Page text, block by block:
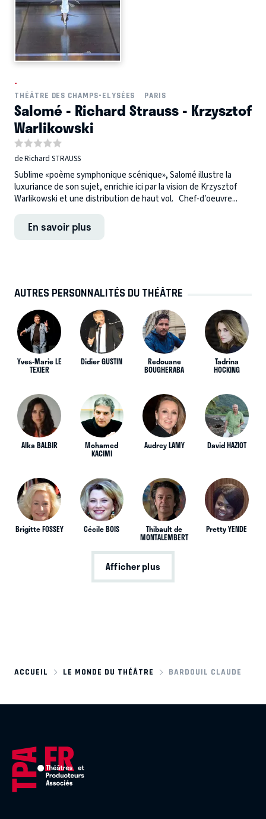
-
THÉÂTRE DES CHAMPS-ELYSÉES
PARIS
Salomé - Richard Strauss - Krzysztof
Warlikowski
de Richard STRAUSS
Sublime «poème symphonique scénique», Salomé illustre la
luxuriance de son sujet, enrichie ici par la vision de Krzysztof
Warlikowski et une distribution de haut vol. Chef-d’oeuvre...
En savoir plus
AUTRES PERSONNALITÉS DU THÉÂTRE
Yves-Marie LE
TEXIER
Didier GUSTIN Redouane
BOUGHERABA
Tadrina
HOCKING
Alka BALBIR Mohamed
KACIMI
Audrey LAMY David HAZIOT
Brigitte FOSSEY Cécile BOIS Thibault de
MONTALEMBERT
Pretty YENDE
Afficher plus
ACCUEIL LE MONDE DU THÉÂTRE BARDOUIL CLAUDE